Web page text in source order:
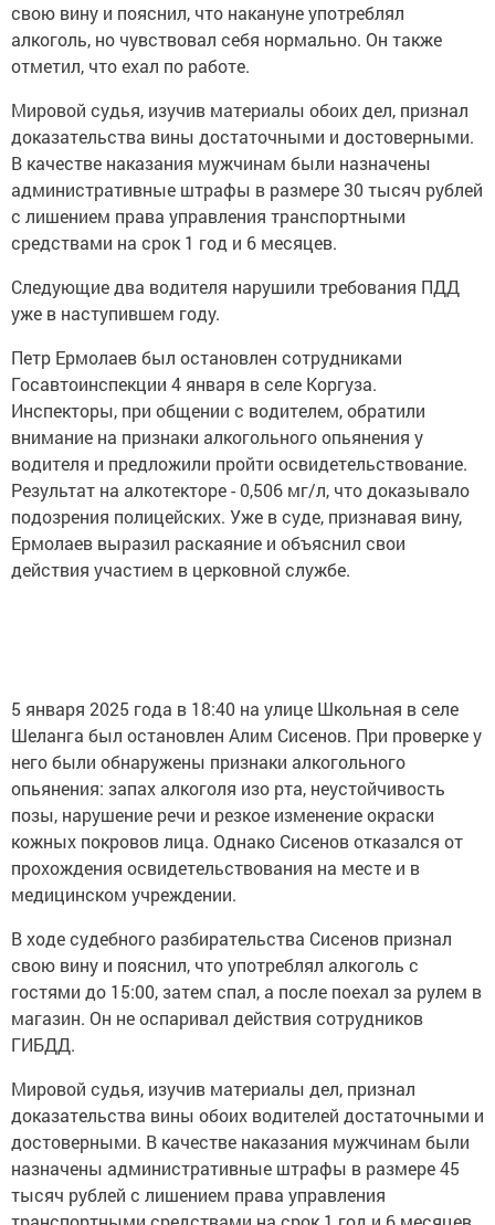
свою вину и пояснил, что накануне употреблял
алкоголь, но чувствовал себя нормально. Он также
отметил, что ехал по работе.
Мировой судья, изучив материалы обоих дел, признал
доказательства вины достаточными и достоверными.
В качестве наказания мужчинам были назначены
административные штрафы в размере 30 тысяч рублей
с лишением права управления транспортными
средствами на срок 1 год и 6 месяцев.
Следующие два водителя нарушили требования ПДД
уже в наступившем году.
Петр Ермолаев был остановлен сотрудниками
Госавтоинспекции 4 января в селе Коргуза.
Инспекторы, при общении с водителем, обратили
внимание на признаки алкогольного опьянения у
водителя и предложили пройти освидетельствование.
Результат на алкотекторе - 0,506 мг/л, что доказывало
подозрения полицейских. Уже в суде, признавая вину,
Ермолаев выразил раскаяние и объяснил свои
действия участием в церковной службе.
5 января 2025 года в 18:40 на улице Школьная в селе
Шеланга был остановлен Алим Сисенов. При проверке у
него были обнаружены признаки алкогольного
опьянения: запах алкоголя изо рта, неустойчивость
позы, нарушение речи и резкое изменение окраски
кожных покровов лица. Однако Сисенов отказался от
прохождения освидетельствования на месте и в
медицинском учреждении.
В ходе судебного разбирательства Сисенов признал
свою вину и пояснил, что употреблял алкоголь с
гостями до 15:00, затем спал, а после поехал за рулем в
магазин. Он не оспаривал действия сотрудников
ГИБДД.
Мировой судья, изучив материалы дел, признал
доказательства вины обоих водителей достаточными и
достоверными. В качестве наказания мужчинам были
назначены административные штрафы в размере 45
тысяч рублей с лишением права управления